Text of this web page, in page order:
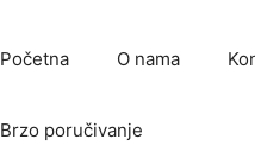
Početna O nama
Brzo poručivanje